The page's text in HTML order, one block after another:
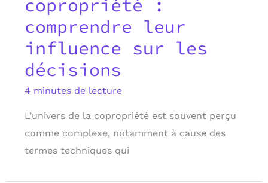
copropriété :
comprendre leur
influence sur les
décisions
4 minutes de lecture
L’univers de la copropriété est souvent perçu
comme complexe, notamment à cause des
termes techniques qui